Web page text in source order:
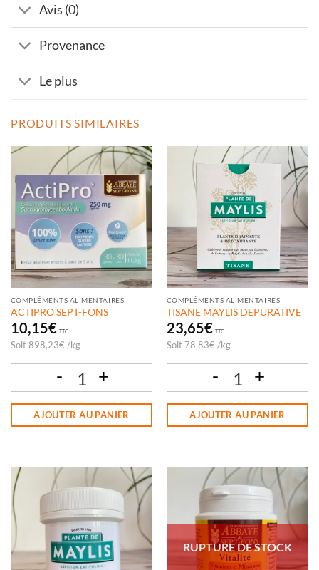
Avis (0)
Provenance
Le plus
PRODUITS SIMILAIRES
COMPLÉMENTS ALIMENTAIRES
ACTIPRO SEPT-FONS
10,15€ TTC
Soit 898,23€ /kg
AJOUTER AU PANIER
COMPLÉMENTS ALIMENTAIRES
TISANE MAYLIS DEPURATIVE
23,65€ TTC
Soit 78,83€ /kg
AJOUTER AU PANIER
RUPTURE DE STOCK